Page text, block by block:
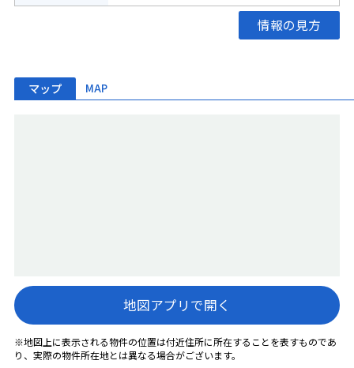
情報の見方
マップ MAP
地図アプリで開く
※地図上に表示される物件の位置は付近住所に所在することを表すものであ
り、実際の物件所在地とは異なる場合がございます。